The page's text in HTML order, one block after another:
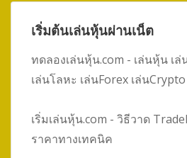
เริ่มต้นเล่นหุ้นผ่านเน็ต
ทดลองเล่นหุ้น.com - เล่นหุ้น เ
เล่นโลหะ เล่นForex เล่นCrypto
เริ่มเล่นหุ้น.com - วิธีวาด
ราคาทางเทคนิค